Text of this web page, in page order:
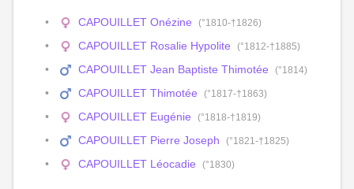
CAPOUILLET Onézine (°1810-†1826)
CAPOUILLET Rosalie Hypolite (°1812-†1885)
CAPOUILLET Jean Baptiste Thimotée (°1814)
CAPOUILLET Thimotée (°1817-†1863)
CAPOUILLET Eugénie (°1818-†1819)
CAPOUILLET Pierre Joseph (°1821-†1825)
CAPOUILLET Léocadie (°1830)